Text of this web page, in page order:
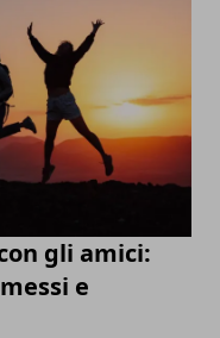
gli amici:
e